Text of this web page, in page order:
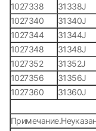
1027338
31338J
1027340
31340J
1027344
31344J
1027348
31348J
1027352
31352J
1027356
31356J
1027360
31360J